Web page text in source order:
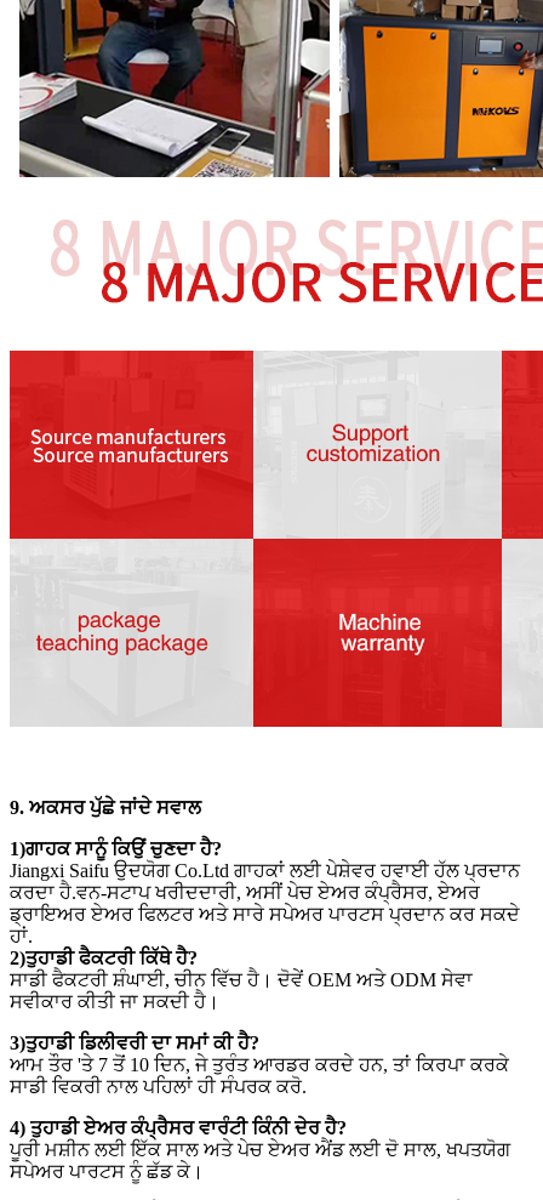
9. ਅਕਸਰ ਪੁੱਛੇ ਜਾਂਦੇ ਸਵਾਲ
1)ਗਾਹਕ ਸਾਨੂੰ ਕਿਉਂ ਚੁਣਦਾ ਹੈ?
Jiangxi Saifu ਉਦਯੋਗ Co.Ltd ਗਾਹਕਾਂ ਲਈ ਪੇਸ਼ੇਵਰ ਹਵਾਈ ਹੱਲ ਪ੍ਰਦਾਨ
ਕਰਦਾ ਹੈ.ਵਨ-ਸਟਾਪ ਖਰੀਦਦਾਰੀ, ਅਸੀਂ ਪੇਚ ਏਅਰ ਕੰਪ੍ਰੈਸਰ, ਏਅਰ
ਡ੍ਰਾਇਅਰ ਏਅਰ ਫਿਲਟਰ ਅਤੇ ਸਾਰੇ ਸਪੇਅਰ ਪਾਰਟਸ ਪ੍ਰਦਾਨ ਕਰ ਸਕਦੇ
ਹਾਂ.
2)ਤੁਹਾਡੀ ਫੈਕਟਰੀ ਕਿੱਥੇ ਹੈ?
ਸਾਡੀ ਫੈਕਟਰੀ ਸ਼ੰਘਾਈ, ਚੀਨ ਵਿੱਚ ਹੈ। ਦੋਵੇਂ OEM ਅਤੇ ODM ਸੇਵਾ
ਸਵੀਕਾਰ ਕੀਤੀ ਜਾ ਸਕਦੀ ਹੈ।
3)ਤੁਹਾਡੀ ਡਿਲੀਵਰੀ ਦਾ ਸਮਾਂ ਕੀ ਹੈ?
ਆਮ ਤੌਰ 'ਤੇ 7 ਤੋਂ 10 ਦਿਨ, ਜੇ ਤੁਰੰਤ ਆਰਡਰ ਕਰਦੇ ਹਨ, ਤਾਂ ਕਿਰਪਾ ਕਰਕੇ
ਸਾਡੀ ਵਿਕਰੀ ਨਾਲ ਪਹਿਲਾਂ ਹੀ ਸੰਪਰਕ ਕਰੋ.
4) ਤੁਹਾਡੀ ਏਅਰ ਕੰਪ੍ਰੈਸਰ ਵਾਰੰਟੀ ਕਿੰਨੀ ਦੇਰ ਹੈ?
ਪੂਰੀ ਮਸ਼ੀਨ ਲਈ ਇੱਕ ਸਾਲ ਅਤੇ ਪੇਚ ਏਅਰ ਐਂਡ ਲਈ ਦੋ ਸਾਲ, ਖਪਤਯੋਗ
ਸਪੇਅਰ ਪਾਰਟਸ ਨੂੰ ਛੱਡ ਕੇ।